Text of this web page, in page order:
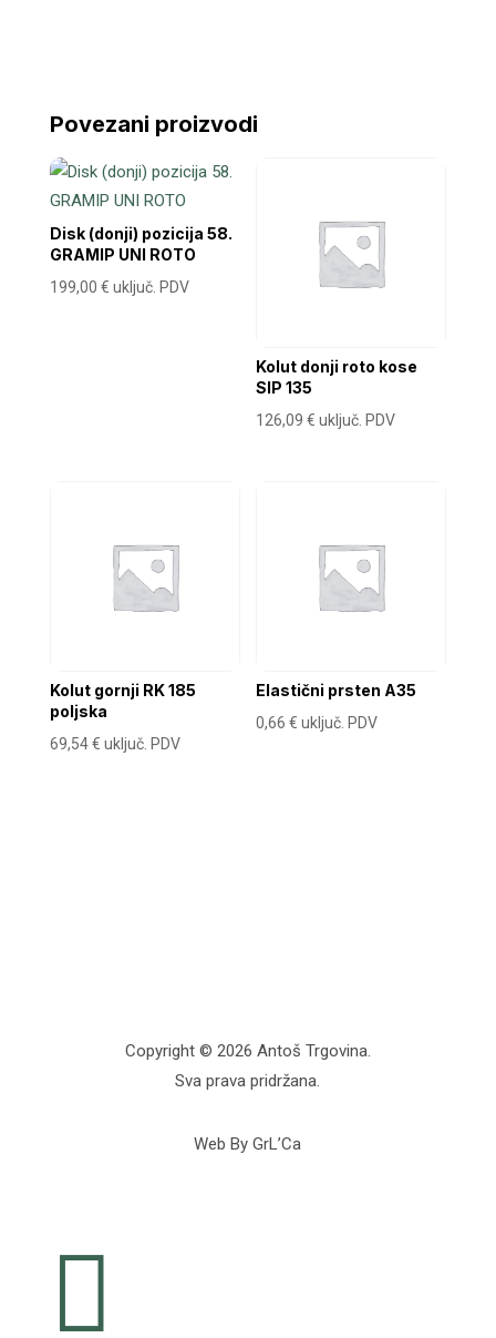
Povezani proizvodi
Disk (donji) pozicija 58.
GRAMIP UNI ROTO
199,00 € uključ. PDV
Kolut donji roto kose
SIP 135
126,09€ uključ. PDV
Kolut gornji RK 185
poljska
69,54€ uključ. PDV
Elastični prsten A35
0,66€ uključ. PDV
Copyright © 2026 Antoš Trgovina.
Sva prava pridržana.
Web By GrL’Ca
